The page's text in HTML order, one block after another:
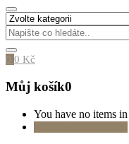
0 0 Kč
Můj košík0
You have no items